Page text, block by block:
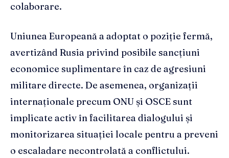
colaborare.
Uniunea Europeană a adoptat o poziție fermă,
avertizând Rusia privind posibile sancțiuni
economice suplimentare în caz de agresiuni
militare directe. De asemenea, organizații
internaționale precum ONU și OSCE sunt
implicate activ în facilitarea dialogului și
monitorizarea situației locale pentru a preveni
o escaladare necontrolată a conflictului.